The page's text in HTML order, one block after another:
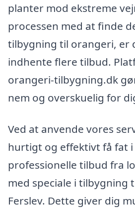
planter mod ekstreme
processen med at finde
tilbygning til orangeri, er
indhente flere tilbud.
orangeri-tilbygning.dk
nem og overskuelig for
Ved at anvende vores
hurtigt og effektivt få fat
professionelle tilbud fra
med speciale i tilbygning
Ferslev. Dette giver dig